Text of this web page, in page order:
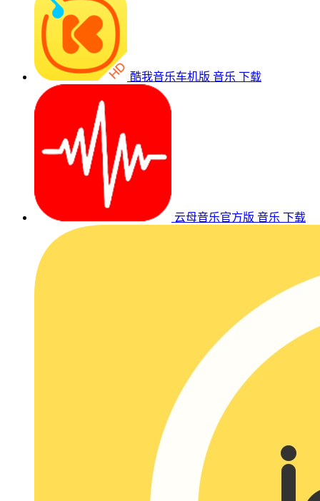
酷我音乐车机版 音乐 下载
云母音乐官方版 音乐 下载